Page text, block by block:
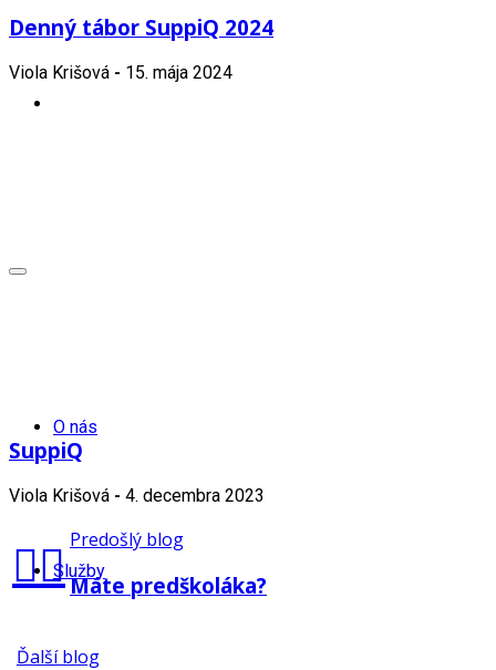
O nás
Služby
Denný tábor SuppiQ 2024
Viola Krišová - 15. mája 2024
SuppiQ
Viola Krišová - 4. decembra 2023
Predošlý blog
Máte predškoláka?
Ďalší blog